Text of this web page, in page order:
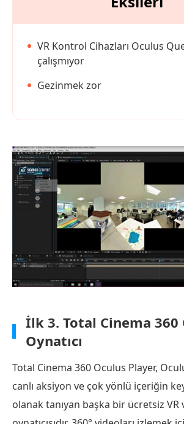
VR Kontrol Cihazları Oculus
çalışmıyor
Gezinmek zor
İlk 3. Total Cinema 360
Oynatıcı
Total Cinema 360 Oculus Player,
canlı aksiyon ve çok yönlü içeriğin
olanak tanıyan başka bir ücretsiz VR